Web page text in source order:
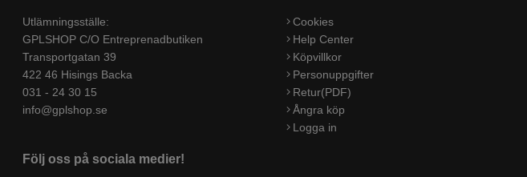
Utlämningsställe:
GPLSHOP C/O Entreprenadbutiken
Transportgatan 39
422 46 Hisings Backa
031 - 24 30 15
info@gplshop.se
Följ oss på sociala medier!
Cookies
Help Center
Köpvillkor
Personuppgifter
Retur(PDF)
Ångra köp
Logga in